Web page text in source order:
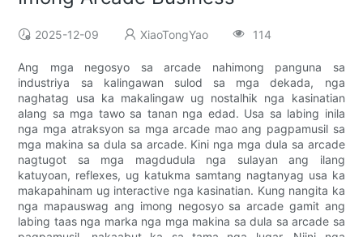
2025-12-09 XiaoTongYao 114
Ang mga negosyo sa arcade nahimong panguna sa
industriya sa kalingawan sulod sa mga dekada, nga
naghatag usa ka makalingaw ug nostalhik nga kasinatian
alang sa mga tawo sa tanan nga edad. Usa sa labing inila
nga mga atraksyon sa mga arcade mao ang pagpamusil sa
mga makina sa dula sa arcade. Kini nga mga dula sa arcade
nagtugot sa mga magdudula nga sulayan ang ilang
katuyoan, reflexes, ug katukma samtang nagtanyag usa ka
makapahinam ug interactive nga kasinatian. Kung nangita ka
nga mapauswag ang imong negosyo sa arcade gamit ang
labing taas nga marka nga mga makina sa dula sa arcade sa